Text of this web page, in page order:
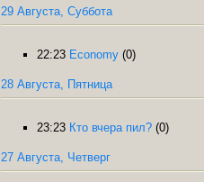
29 Августа, Суббота
22:23 Economy (0)
28 Августа, Пятница
23:23 Кто вчера пил? (0)
27 Августа, Четверг